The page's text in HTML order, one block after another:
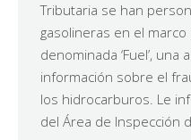
Tributaria se han
gasolineras en el
denominada ‘Fuel’,
información sobre el
los hidrocarburos. Le
del Área de Inspección